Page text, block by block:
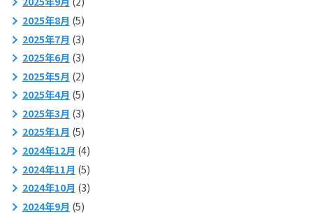
2025年8月 (5)
2025年7月 (3)
2025年6月 (3)
2025年5月 (2)
2025年4月 (5)
2025年3月 (3)
2025年1月 (5)
2024年12月 (4)
2024年11月 (5)
2024年10月 (3)
2024年9月 (5)